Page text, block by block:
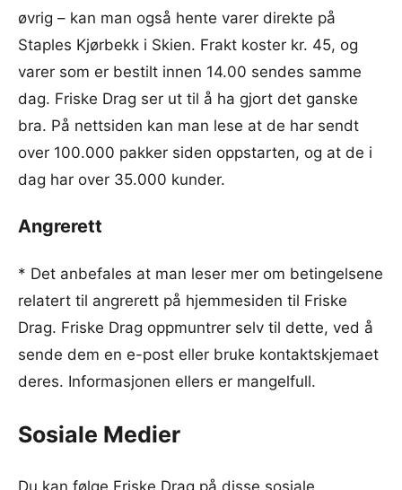
øvrig – kan man også hente varer direkte på
Staples Kjørbekk i Skien. Frakt koster kr. 45, og
varer som er bestilt innen 14.00 sendes samme
dag. Friske Drag ser ut til å ha gjort det ganske
bra. På nettsiden kan man lese at de har sendt
over 100.000 pakker siden oppstarten, og at de i
dag har over 35.000 kunder.
Angrerett
* Det anbefales at man leser mer om betingelsene
relatert til angrerett på hjemmesiden til Friske
Drag. Friske Drag oppmuntrer selv til dette, ved å
sende dem en e-post eller bruke kontaktskjemaet
deres. Informasjonen ellers er mangelfull.
Sosiale Medier